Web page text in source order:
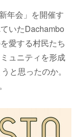
年会」を開催す
いたDachambo
愛する村民たち
ュニティを形成
と思ったのか。